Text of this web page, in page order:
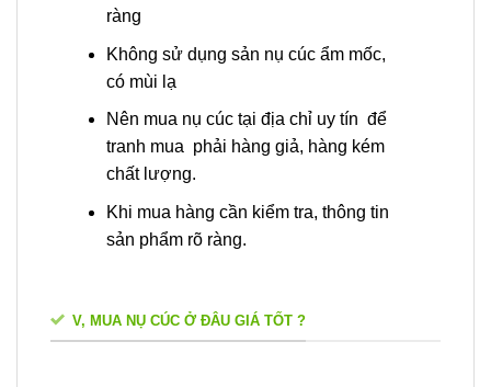
ràng
Không sử dụng sản nụ cúc ẩm mốc,
có mùi lạ
Nên mua nụ cúc tại địa chỉ uy tín để
tranh mua phải hàng giả, hàng kém
chất lượng.
Khi mua hàng cần kiểm tra, thông tin
sản phẩm rõ ràng.
V, MUA NỤ CÚC Ở ĐÂU GIÁ TỐT ?